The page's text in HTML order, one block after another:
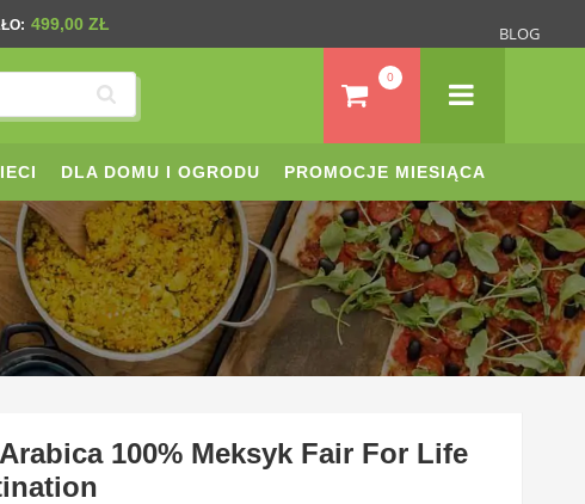
BLOG
499,00 ZŁ
0
DLA DOMU I OGRODU PROMOCJE MIESIĄCA
100% Meksyk Fair For Life